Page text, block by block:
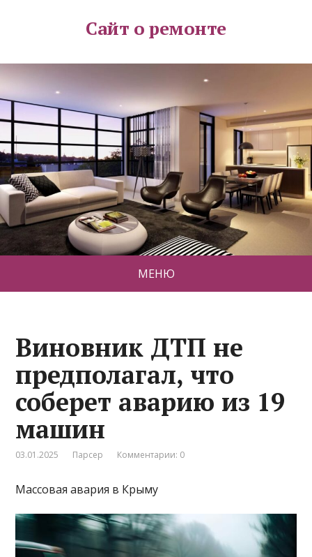
Сайт о ремонте
МЕНЮ
Виновник ДТП не
предполагал, что
соберет аварию из 19
машин
03.01.2025 Парсер Комментарии: 0
Массовая авария в Крыму